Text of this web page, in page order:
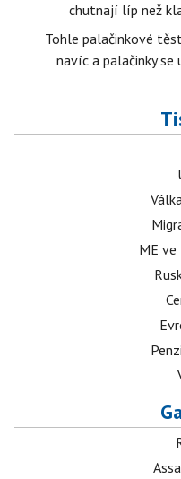
chutnají líp než
Tohle palačinkové
navíc a palačinky
ME